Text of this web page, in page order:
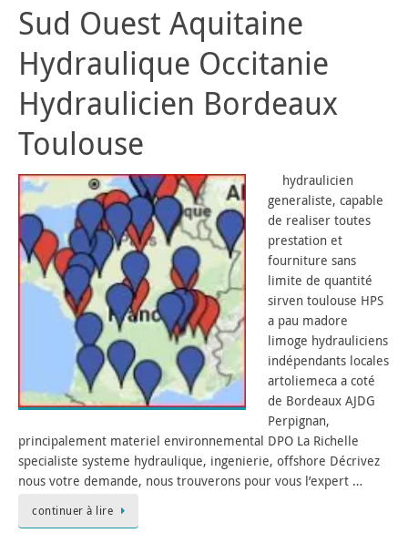
Sud Ouest Aquitaine
Hydraulique Occitanie
Hydraulicien Bordeaux
Toulouse
hydraulicien
generaliste, capable
de realiser toutes
prestation et
fourniture sans
limite de quantité
sirven toulouse HPS
a pau madore
limoge hydrauliciens
indépendants locales
artoliemeca a coté
de Bordeaux AJDG
Perpignan,
principalement materiel environnemental DPO La Richelle
specialiste systeme hydraulique, ingenierie, offshore Décrivez
nous votre demande, nous trouverons pour vous l’expert …
continuer à lire